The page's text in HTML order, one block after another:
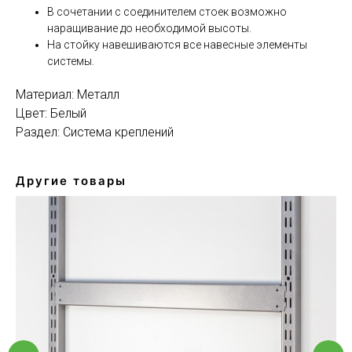
В сочетании с соединителем стоек возможно
наращивание до необходимой высоты.
На стойку навешиваются все навесные элементы
системы.
Материал: Металл
Цвет: Белый
Раздел: Система креплений
Другие товары